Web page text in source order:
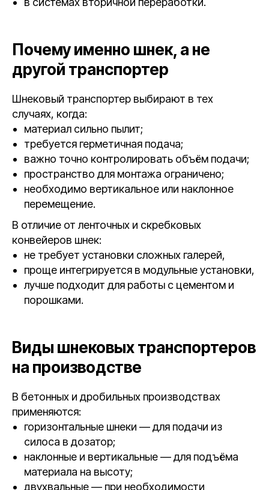
Почему именно шнек, а не
другой транспортер
Шнековый транспортер выбирают в тех
случаях, когда:
материал сильно пылит;
требуется герметичная подача;
важно точно контролировать объём подачи;
пространство для монтажа ограничено;
необходимо вертикальное или наклонное
перемещение.
В отличие от ленточных и скребковых
конвейеров шнек:
не требует установки сложных галерей,
проще интегрируется в модульные установки,
лучше подходит для работы с цементом и
порошками.
Виды шнековых транспортеров
на производстве
В бетонных и дробильных производствах
применяются:
горизонтальные шнеки — для подачи из
силоса в дозатор;
наклонные и вертикальные — для подъёма
материала на высоту;
двухвальные — при необходимости